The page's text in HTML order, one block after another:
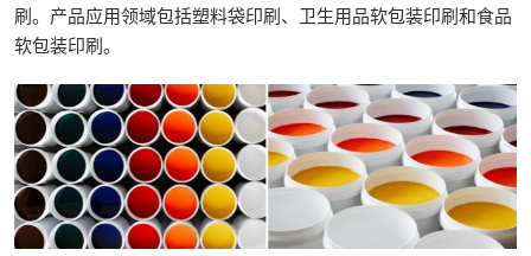
刷。产品应用领域包括塑料袋印刷、卫生用品软包装印刷和食品
软包装印刷。